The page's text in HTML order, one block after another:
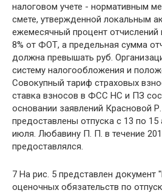
налоговом учете - нормативным
смете, утвержденной локальным
ежемесячный процент отчислений
8% от ФОТ, а предельная сумма
должна превышать руб.
систему налогообложения и
Совокупный тариф страховых
ставка взносов в ФСС НС и ПЗ
основании заявлений Красновой
предоставлены отпуска с 13 по 15
июля. Любавину П. П. в течение
предоставлялся.
7 На рис. 5 представлен документ
оценочных обязательств по